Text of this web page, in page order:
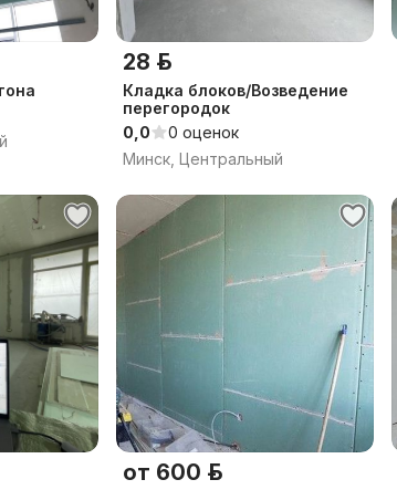
28 р.
Кладка блоков/Возведение
перегородок
0,0
0 оценок
Минск, Центральный
от 600 р.